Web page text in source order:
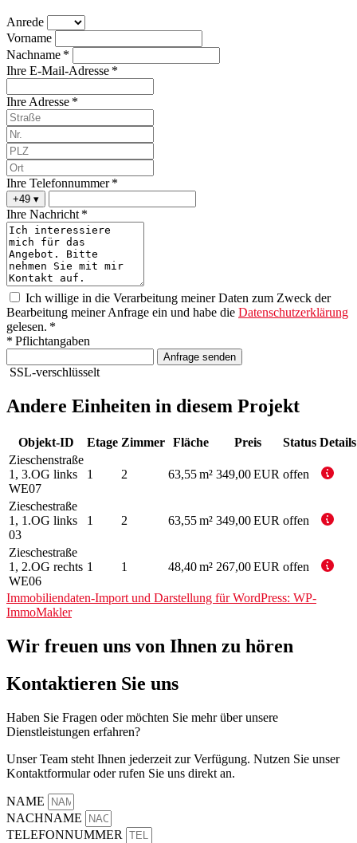
Anrede
Vorname
Nachname *
Ihre E-Mail-Adresse *
Ihre Adresse *
Ihre Telefonnummer *
+49 ▾
Ihre Nachricht *
Ich willige in die Verarbeitung meiner Daten zum Zweck der
Bearbeitung meiner Anfrage ein und habe die Datenschutzerklärung
gelesen. *
* Pflichtangaben
Anfrage senden
SSL-verschlüsselt
Andere Einheiten in diesem Projekt
Objekt-ID Etage Zimmer Fläche Preis Status Details
Zieschenstraße
1, 3.OG links
WE07
1 2 63,55 m² 349,00 EUR offen
Zieschestraße
1, 1.OG links
03
1 2 63,55 m² 349,00 EUR offen
Zieschestraße
1, 2.OG rechts
WE06
1 1 48,40 m² 267,00 EUR offen
Immobiliendaten-Import und Darstellung für WordPress: WP-
ImmoMakler
Wir freuen uns von Ihnen zu hören
Kontaktieren Sie uns
Haben Sie Fragen oder möchten Sie mehr über unsere
Dienstleistungen erfahren?
Unser Team steht Ihnen jederzeit zur Verfügung. Nutzen Sie unser
Kontaktformular oder rufen Sie uns direkt an.
NAME
NACHNAME
TELEFONNUMMER